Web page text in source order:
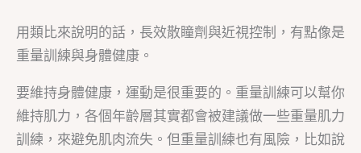
用類比來說明的話，長效散瞳劑與近視控制，有點像是
重量訓練與身體健康。
要維持身體健康，運動是很重要的。重量訓練可以幫你
維持肌力，各個年齡層其實都會被建議做一些重量肌力
訓練，來避免肌肉流失。但重量訓練也有風險，比如說